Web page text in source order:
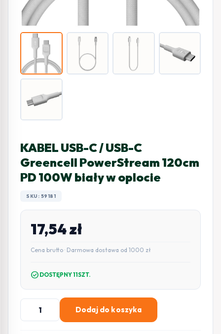
KABEL USB-C / USB-C
Greencell PowerStream 120cm
PD 100W biały w oplocie
SKU: 59181
17,54zł
Cena brutto · Darmowa dostawa od 1000 zł
check_circle DOSTĘPNY 11SZT.
ilość
KABEL
Dodaj do koszyka